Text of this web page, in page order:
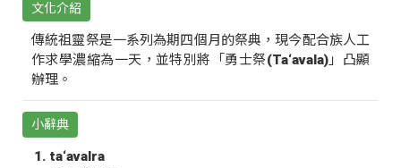
文化介紹
傳統祖靈祭是一系列為期四個月的祭典，現今配合族人工
作求學濃縮為一天，並特別將「勇士祭(Ta‘avala)」凸顯
辦理。
小辭典
ta‘avalra